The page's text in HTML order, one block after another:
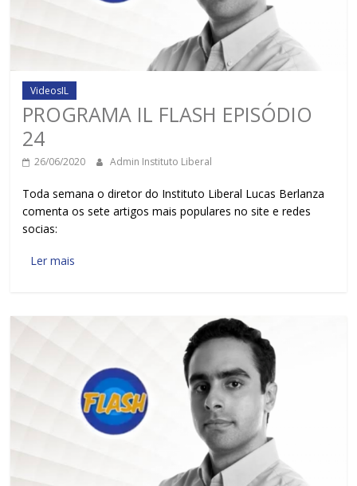
VideosIL
PROGRAMA IL FLASH EPISÓDIO
24
26/06/2020 Admin Instituto Liberal
Toda semana o diretor do Instituto Liberal Lucas Berlanza
comenta os sete artigos mais populares no site e redes
socias:
Ler mais